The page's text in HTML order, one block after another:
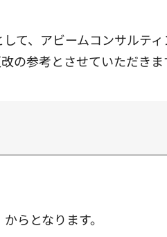
て、アビームコンサルテ
の参考とさせていただきま
らとなります。